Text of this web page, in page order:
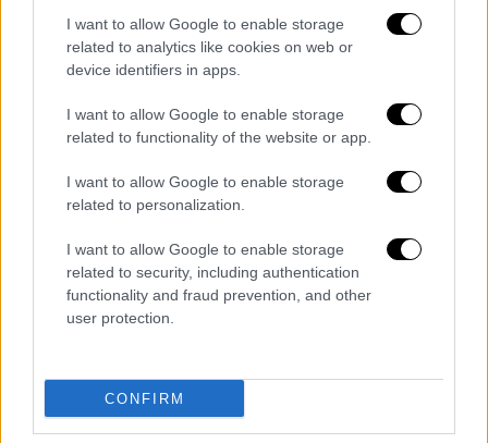
I want to allow Google to enable storage
related to analytics like cookies on web or
device identifiers in apps.
I want to allow Google to enable storage
related to functionality of the website or app.
I want to allow Google to enable storage
related to personalization.
I want to allow Google to enable storage
related to security, including authentication
functionality and fraud prevention, and other
user protection.
CONFIRM
γίνεται αυτόματα μέσω των υφιστάμενων
ηλεκτρονικών μητρώων του Δημοσίου.
πληροφοριακών συστημάτων
εκμηδενίζονται οι καθυστερήσεις, οι ουρές
και η ανάγκη προσκόμισης έγχαρτων
δικαιολογητικών.
Τα σχολιά σας δημοσιεύονται άμεσα με δική σας ευθύνη. Το
ΕΘΝΟΣ θα παρεμβαίνει και τα προσβλητικά σχόλια θα
διαγράφονται